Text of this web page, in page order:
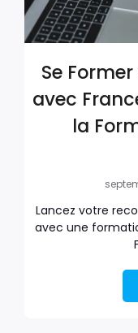
Se
avec
la
Lancez votre
avec une